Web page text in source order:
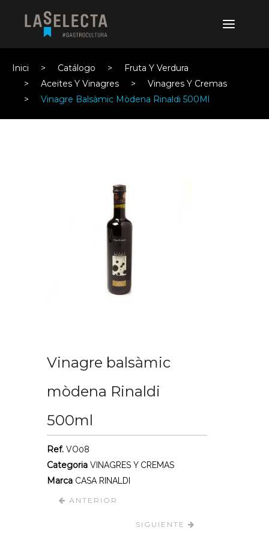
Inici Catálogo
Fruta Y Verdura
Aceites Y Vinagres
Vinagres Y Cremas
Vinagre Balsàmic Mòdena Rinaldi 500Ml
Vinagre balsàmic
mòdena Rinaldi
500ml
Ref.VO08
CategoriaVINAGRES Y CREMAS
Marca CASA RINALDI
ANTERIOR
SIGUIENTE